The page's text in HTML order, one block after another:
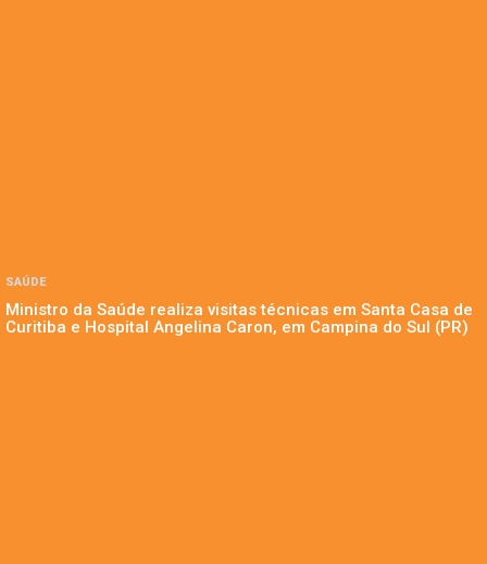
SAÚDE
Ministro da Saúde realiza visitas técnicas em Santa Casa de
Curitiba e Hospital Angelina Caron, em Campina do Sul (PR)